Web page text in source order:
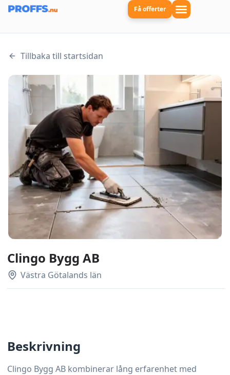
Få offerter
Tillbaka till startsidan
Clingo Bygg AB
Västra Götalands län
Beskrivning
Clingo Bygg AB kombinerar lång erfarenhet med